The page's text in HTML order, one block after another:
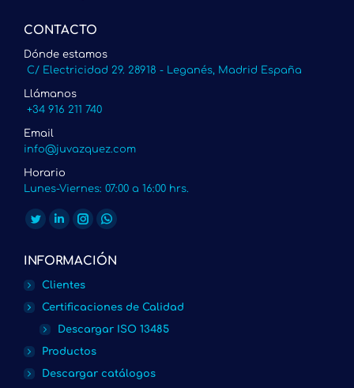
CONTACTO
Dónde estamos
C/ Electricidad 29. 28918 - Leganés, Madrid España
Llámanos
+34 916 211 740
Email
info@juvazquez.com
Horario
Lunes-Viernes: 07:00 a 16:00 hrs.
Encuéntranos en:
Twitter
opens
in
new
window
Linkedin
opens
in
new
window
Instagram
opens
in
new
window
Whatsapp
new
window
INFORMACIÓN
Clientes
Certificaciones de Calidad
Descargar ISO 13485
Productos
Descargar catálogos